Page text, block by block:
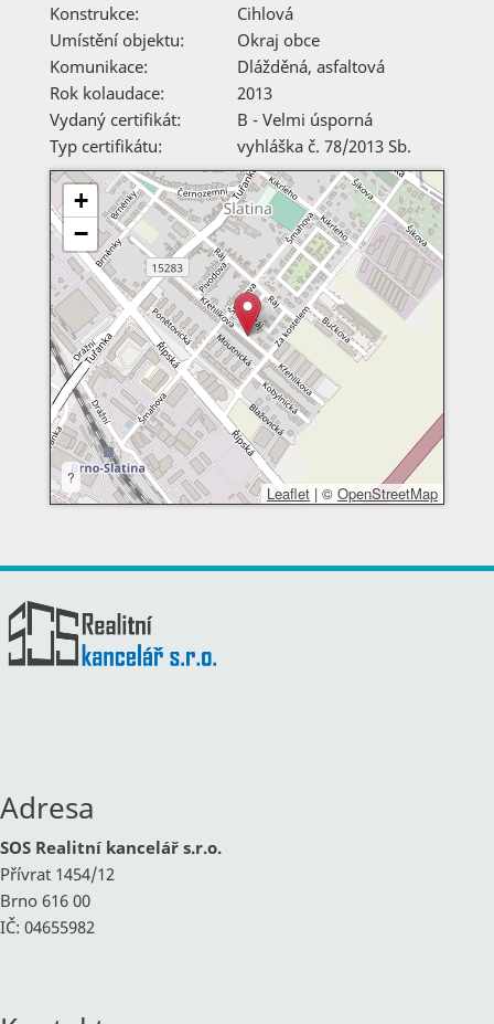
Konstrukce:
Cihlová
Umístění objektu:
Okraj obce
Komunikace:
Dlážděná, asfaltová
Rok kolaudace:
2013
Vydaný certifikát:
B - Velmi úsporná
Typ certifikátu:
vyhláška č. 78/2013 Sb.
+
−
?
Leaflet | © OpenStreetMap
Adresa
SOS Realitní kancelář s.r.o.
Přívrat 1454/12
Brno 616 00
IČ: 04655982